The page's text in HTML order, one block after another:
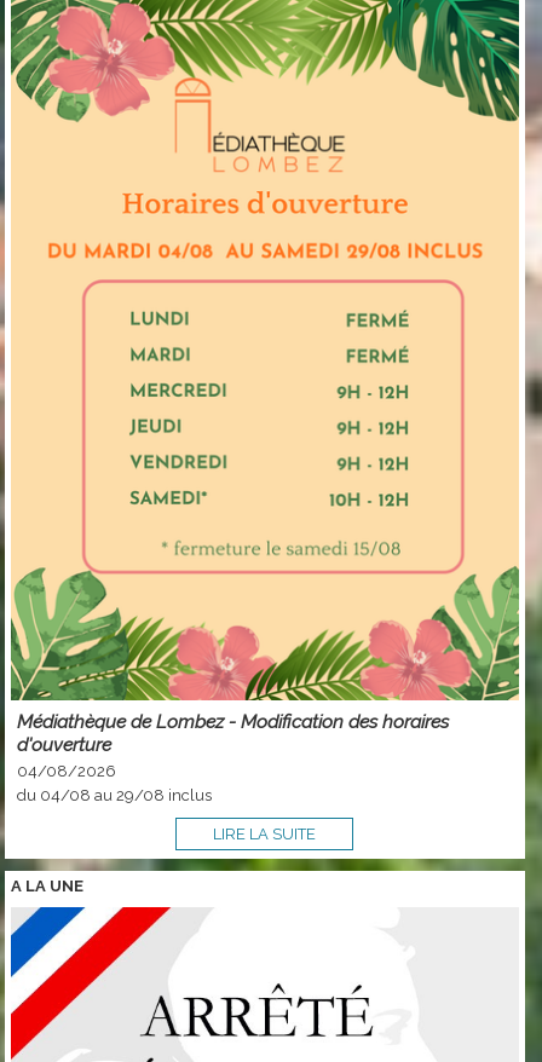
Médiathèque de Lombez - Modification des horaires
d'ouverture
04/08/2026
du 04/08 au 29/08 inclus
LIRE LA SUITE
A LA UNE